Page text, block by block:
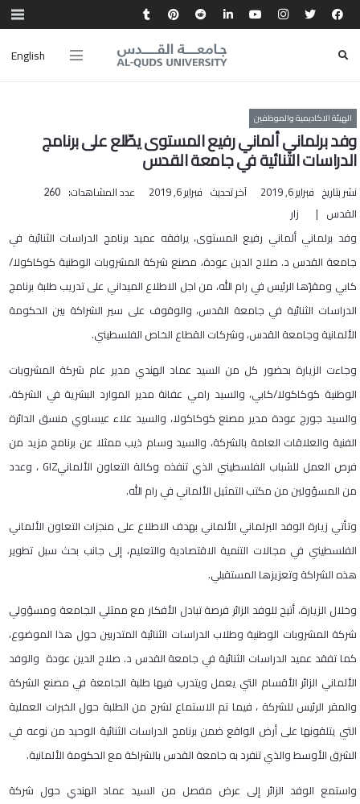
English
الهيئة الاكاديمية والموظفين
وفد برلماني ألماني رفيع المستوى يطّلع على برنامج
الدراسات الثنائية في جامعة القدس
نشر بتاريخ فبراير 6, 2019 آخر تحديث فبراير 6, 2019 عدد المشاهدات: 260
القدس | زار
وفد برلماني ألماني رفيع المستوى، يرافقه عميد برنامج الدراسات الثنائية في
جامعة القدس د. صلاح الدين عودة، مصنع شركة المشروبات الوطنية كوكاكولا/
كابي ومقرّها الرئيس في رام الله، من اجل الاطلاع الميداني على تدريب طلبة برنامج
الدراسات الثنائية في جامعة القدس، والوقوف على سير الشراكة بين الحكومة
الألمانية وجامعة القدس، وشركات القطاع الخاص الفلسطيني.
وجاءت الزيارة بحضور كل من السيد عماد الهندي مدير عام شركة المشروبات
الوطنية كوكاكولا/كابي، والسيد رامي عفانة مدير الموارد البشرية في الشركة،
والسيد جورج عودة مدير مصنع كوكاكولا، والسيد علاء عيساوي منسق الدائرة
الفنية والعلاقات العامة بالشركة، والسيد وسام ذيب ممثلا عن برنامج مزيد من
فرص العمل للشباب الفلسطيني الذي تنفذه وكالة التعاون الألمانيGIZ ، وعدد
من المسؤولين من مكتب التمثيل الألماني في رام الله.
وتأتي زيارة الوفد البرلماني الألماني بهدف الاطلاع على منجزات التعاون الألماني
الفلسطيني في مجالات التنمية الاقتصادية والتعليم، إلى جانب بحث سبل تطوير
هذه الشراكة وتعزيزها المستقبلي.
وخلال الزيارة، أتيح للوفد الزائر فرصة تبادل الأفكار مع ممثلي الجامعة ومسؤولي
شركة المشروبات الوطنية وطلاب الدراسات الثنائية المتدربين حول هذا الموضوع،
كما تفقد عميد الدراسات الثنائية في جامعة القدس د. صلاح الدين عودة والوفد
الألماني الزائر الأقسام التي يعمل ويتدرب فيها طلبة الجامعة في مصنع الشركة
والمقر الرئيس للشركة ، فيما تم الاستماع لشرح من الطلبة حول الخبرات العملية
التي يتلقونها على أرض الواقع ضمن برنامج الدراسات الثنائية الوحيد من نوعه في
الشرق الأوسط والذي تنفرد به جامعة القدس بالشراكة مع الحكومة الألمانية.
واستمع الوفد الزائر إلى عرض مفصل من السيد عماد الهندي حول شركة